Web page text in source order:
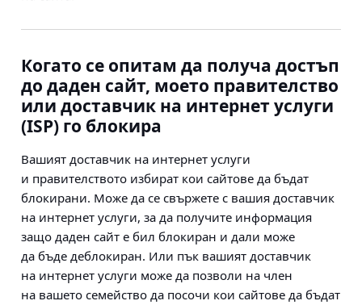
Когато се опитам да получа достъп
до даден сайт, моето правителство
или доставчик на интернет услуги
(ISP) го блокира
Вашият доставчик на интернет услуги
и правителството избират кои сайтове да бъдат
блокирани. Може да се свържете с вашия доставчик
на интернет услуги, за да получите информация
защо даден сайт е бил блокиран и дали може
да бъде деблокиран. Или пък вашият доставчик
на интернет услуги може да позволи на член
на вашето семейство да посочи кои сайтове да бъдат